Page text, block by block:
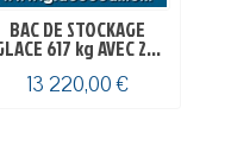
BAC DE STOCKAGE
617 kg AVEC 2...
13 220,00 €